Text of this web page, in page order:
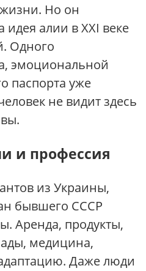
Но он
идея алии в XXI веке
Одного
эмоциональной
паспорта уже
не видит здесь
и профессия
из Украины,
бывшего СССР
Аренда, продукты,
медицина,
Даже люди